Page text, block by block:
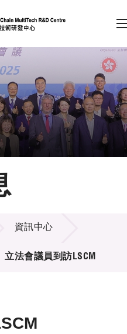
鍵）
會員登入
A EN 繁 简
資訊中心
立法會議員到訪LSCM